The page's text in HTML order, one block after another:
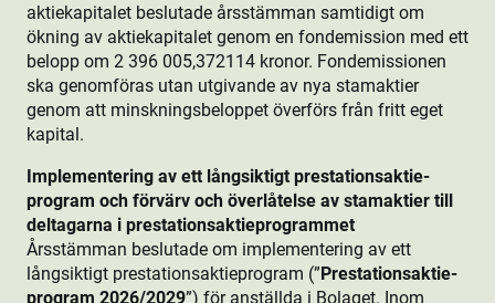
aktie­kapitalet beslutade årsstämman samtidigt om
ökning av aktie­kapitalet genom en fondemission med ett
belopp om 2 396 005,372114 kronor. Fondemissionen
ska genomföras utan utgivande av nya stamaktie­r
genom att minskningsbeloppet överförs från fritt eget
kapital.
Implementering av ett långsiktigt prestationsaktie­
program och förvärv och överlåtelse av stamaktie­r till
deltagarna i prestationsaktie­programmet
Årsstämman beslutade om implementering av ett
långsiktigt prestationsaktie­program (”Prestationsaktie­
program 2026/2029”) för anställda i Bolaget. Inom